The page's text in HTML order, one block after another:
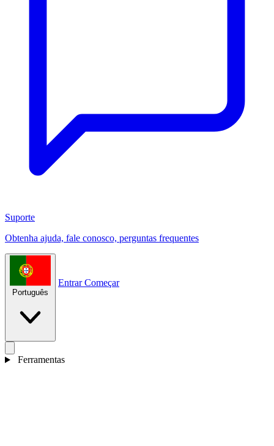
Suporte
Obtenha ajuda, fale conosco, perguntas frequentes
Português
EntrarComeçar
Ferramentas